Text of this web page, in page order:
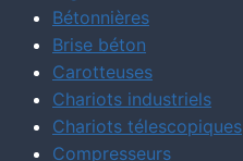
Bétonnières
Brise béton
Carotteuses
Chariots industriels
Chariots télescopiques
Compresseurs